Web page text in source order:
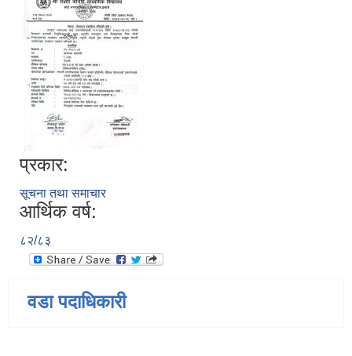
प्रकार:
सूचना तथा समाचार
आर्थिक वर्ष:
८२/८३
वडा पदाधिकारी